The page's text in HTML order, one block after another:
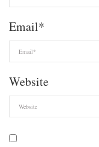
Email*
Website